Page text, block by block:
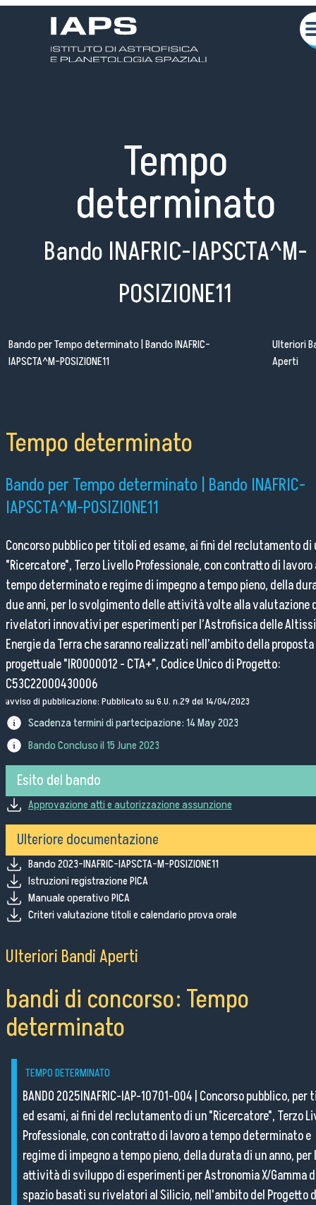
Tempo
determinato
Bando INAFRIC-IAPSCTA^M-
POSIZIONE11
Bando per Tempo determinato | Bando INAFRIC-
IAPSCTA^M-POSIZIONE11
Ulteriori
Aperti
Tempo determinato
Bando per Tempo determinato | Bando INAFRIC-
IAPSCTA^M-POSIZIONE11
Concorso pubblico per titoli ed esame, ai fini del reclutamento di
"Ricercatore", Terzo Livello Professionale, con contratto di lavoro
tempo determinato e regime di impegno a tempo pieno, della
due anni, per lo svolgimento delle attività volte alla valutazione
rivelatori innovativi per esperimenti per l’Astrofisica delle
Energie da Terra che saranno realizzati nell’ambito della proposta
progettuale "IR0000012 - CTA+", Codice Unico di Progetto:
C53C22000430006
avviso di pubblicazione: Pubblicato su G.U. n.29 del 14/04/2023
Scadenza termini di partecipazione:14 May 2023
Bando Concluso il15 June 2023
Esito del bando
Approvazione atti e autorizzazione assunzione
Ulteriore documentazione
Bando 2023-INAFRIC-IAPSCTA-M-POSIZIONE11
Istruzioni registrazione PICA
Manuale operativo PICA
Criteri valutazione titoli e calendario prova orale
Ulteriori Bandi Aperti
bandi di concorso: Tempo
determinato
TEMPO DETERMINATO
BANDO 2025INAFRIC-IAP-10701-004 Concorso pubblico, per
ed esami, ai fini del reclutamento di un "Ricercatore", Terzo
Professionale, con contratto di lavoro a tempo determinato e
regime di impegno a tempo pieno, della durata di un anno, per
attività di sviluppo di esperimenti per Astronomia X/Gamma
spazio basati su rivelatori al Silicio, nell'ambito del Progetto
Lavora con noi
Amministrazione Trasparente
Organigramma
Elenchi del personale
Bandi di gara
Ordini e Determine
Automatizzazione delle procedure
Consulenti e collaboratori
Chi siamo
Attività Scientifiche
Pubblico Scuole e Università
Per il personale